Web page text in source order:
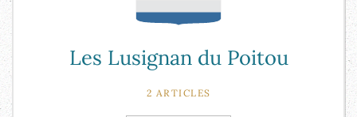
Les Lusignan du Poitou
2 ARTICLES